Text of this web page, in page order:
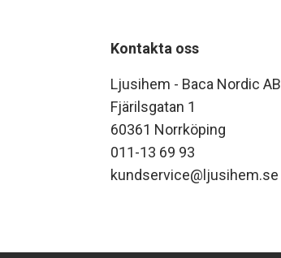
Kontakta oss
Ljusihem - Baca Nordic AB
Fjärilsgatan 1
60361 Norrköping
011-13 69 93
kundservice@ljusihem.se